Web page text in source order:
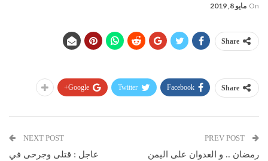
On مايو 8, 2019
Share
Share
Facebook
Twitter
Google+
رمضان .. و العدوان على اليمن
NEXT POST
عاجل : قتلى وجرحى في